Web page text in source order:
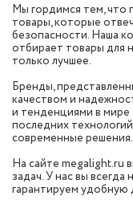
Мы гордимся тем, что
товары, которые
безопасности. Наша
отбирает товары для
только лучшее.
Бренды,
качеством и
и тенденциями в мире
последних
современные решения.
На сайте megalight.ru
задач. У нас вы
гарантируем удобную